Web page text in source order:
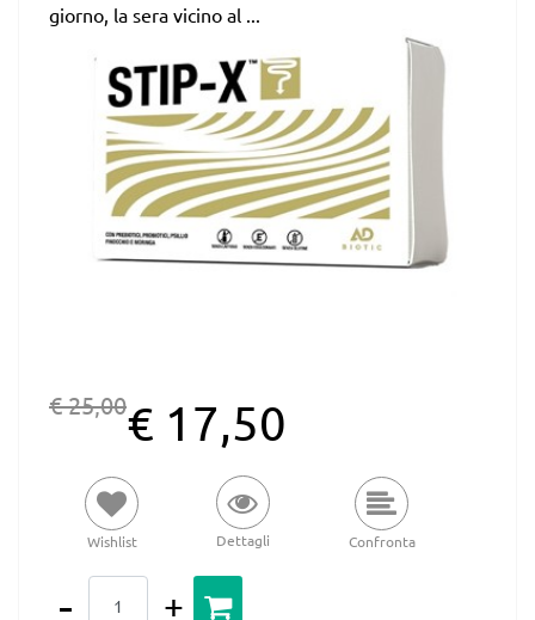
giorno, la sera vicino al ...
€ 25,00€ 17,50
Wishlist Dettagli Confronta